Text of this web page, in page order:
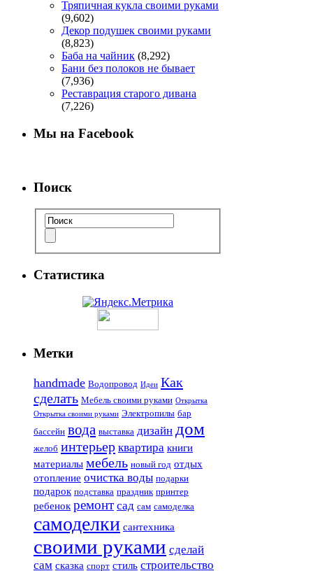
Тряпичная кукла своими руками
(9,602)
Декор подушек своими руками
(8,823)
Баба на чайник (8,292)
Бани без полоков не бывает
(7,936)
Реставрация старого дивана
(7,226)
Мы на Facebook
Поиск
Статистика
Метки
handmade Водопровод Идеи Как
сделать Мебель своими руками Открытка
Открытка своими руками Электропилы бар
бассейн вода выставка дизайн дом
желоб интерьер квартира книги
материалы мебель новый год отдых
отопление очистка воды подарки
подарок подставка праздник принтер
ребенок ремонт сад сам самоделка
самоделки сантехника
своими руками сделай
сам сказка спорт стиль строительство